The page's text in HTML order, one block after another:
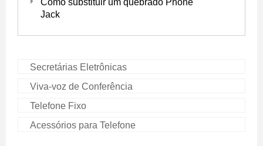
Como substituir um quebrado Phone
Jack
Secretárias Eletrônicas
Viva-voz de Conferência
Telefone Fixo
Acessórios para Telefone